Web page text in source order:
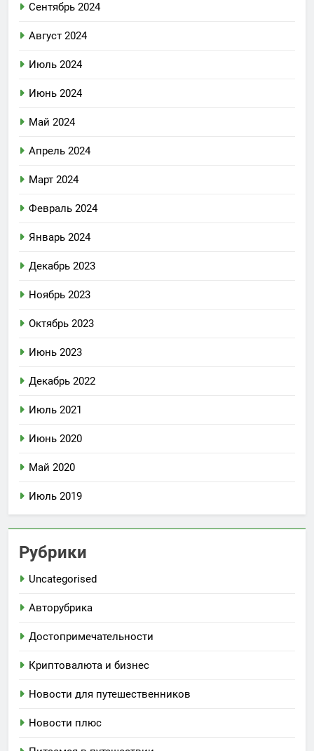
Сентябрь 2024
Август 2024
Июль 2024
Июнь 2024
Май 2024
Апрель 2024
Март 2024
Февраль 2024
Январь 2024
Декабрь 2023
Ноябрь 2023
Октябрь 2023
Июнь 2023
Декабрь 2022
Июль 2021
Июнь 2020
Май 2020
Июль 2019
Рубрики
Uncategorised
Авторубрика
Достопримечательности
Криптовалюта и бизнес
Новости для путешественников
Новости плюс